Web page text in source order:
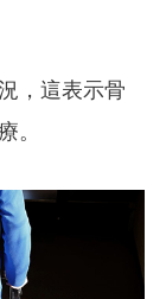
，這表示骨
。